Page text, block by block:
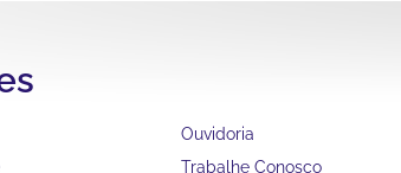
Ouvidoria
Trabalhe Conosco